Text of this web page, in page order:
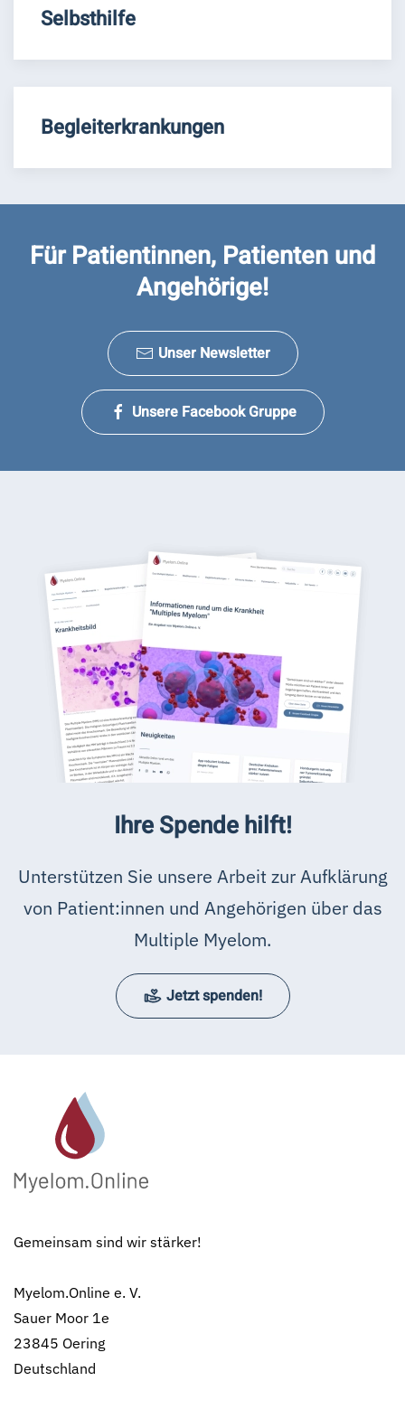
Selbsthilfe
Begleiterkrankungen
Für Patientinnen, Patienten und
Angehörige!
Unser Newsletter
Unsere Facebook Gruppe
Ihre Spende hilft!
Unterstützen Sie unsere Arbeit zur Aufklärung
von Patient:innen und Angehörigen über das
Multiple Myelom.
Jetzt spenden!
Gemeinsam sind wir stärker!
Myelom.Online e. V.
Sauer Moor 1e
23845 Oering
Deutschland